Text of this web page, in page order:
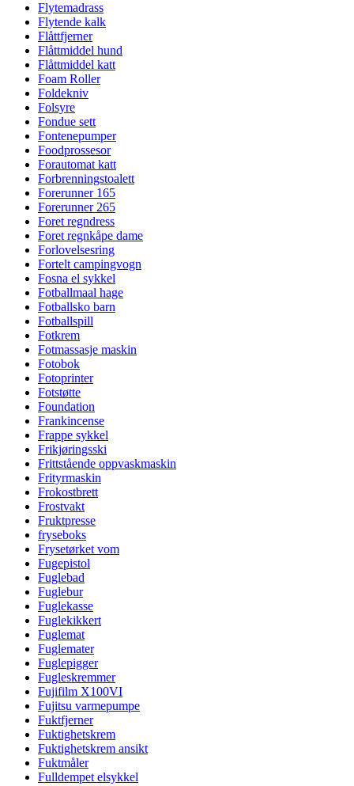
Flytemadrass
Flytende kalk
Flåttfjerner
Flåttmiddel hund
Flåttmiddel katt
Foam Roller
Foldekniv
Folsyre
Fondue sett
Fontenepumper
Foodprossesor
Forautomat katt
Forbrenningstoalett
Forerunner 165
Forerunner 265
Foret regndress
Foret regnkåpe dame
Forlovelsesring
Fortelt campingvogn
Fosna el sykkel
Fotballmaal hage
Fotballsko barn
Fotballspill
Fotkrem
Fotmassasje maskin
Fotobok
Fotoprinter
Fotstøtte
Foundation
Frankincense
Frappe sykkel
Frikjøringsski
Frittstående oppvaskmaskin
Frityrmaskin
Frokostbrett
Frostvakt
Fruktpresse
fryseboks
Frysetørket vom
Fugepistol
Fuglebad
Fuglebur
Fuglekasse
Fuglekikkert
Fuglemat
Fuglemater
Fuglepigger
Fugleskremmer
Fujifilm X100VI
Fujitsu varmepumpe
Fuktfjerner
Fuktighetskrem
Fuktighetskrem ansikt
Fuktmåler
Fulldempet elsykkel